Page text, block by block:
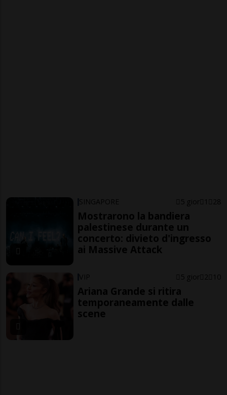
SINGAPORE 5 gior 1 28
Mostrarono la bandiera
palestinese durante un
concerto: divieto d'ingresso
ai Massive Attack
VIP 5 gior 2 10
Ariana Grande si ritira
temporaneamente dalle
scene